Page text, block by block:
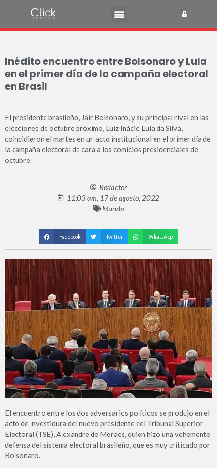
Inédito encuentro entre Bolsonaro y Lula
en el primer día de la campaña electoral
en Brasil
El presidente brasileño, Jair Bolsonaro, y su principal rival en las
elecciones de octubre próximo, Luiz Inácio Lula da Silva,
coincidieron el martes en un acto institucional en el primer día de
la campaña electoral de cara a los comicios presidenciales de
octubre.
Redactor
11:03 am, 17 de agosto, 2022
Mundo
Facebook Twitter WhatsApp
El encuentro entre los dos adversarios políticos se produjo en el
acto de investidura del nuevo presidente del Tribunal Superior
Electoral (TSE), Alexandre de Moraes, quien hizo una vehemente
defensa del sistema electoral brasileño, que es muy criticado por
Bolsonaro.